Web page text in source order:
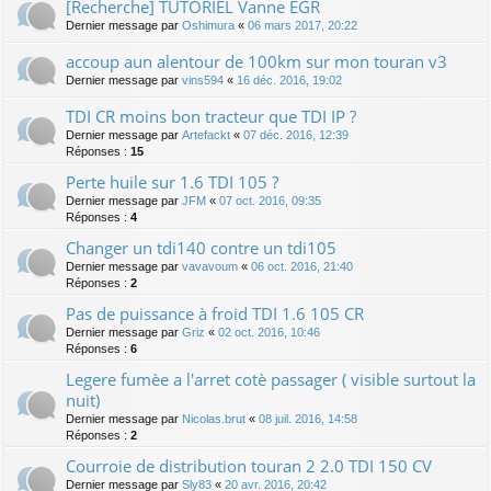
[Recherche] TUTORIEL Vanne EGR
Dernier message par Oshimura « 06 mars 2017, 20:22
accoup aun alentour de 100km sur mon touran v3
Dernier message par vins594 « 16 déc. 2016, 19:02
TDI CR moins bon tracteur que TDI IP ?
Dernier message par Artefackt « 07 déc. 2016, 12:39
Réponses : 15
Perte huile sur 1.6 TDI 105 ?
Dernier message par JFM « 07 oct. 2016, 09:35
Réponses : 4
Changer un tdi140 contre un tdi105
Dernier message par vavavoum « 06 oct. 2016, 21:40
Réponses : 2
Pas de puissance à froid TDI 1.6 105 CR
Dernier message par Griz « 02 oct. 2016, 10:46
Réponses : 6
Legere fumèe a l'arret cotè passager ( visible surtout la
nuit)
Dernier message par Nicolas.brut « 08 juil. 2016, 14:58
Réponses : 2
Courroie de distribution touran 2 2.0 TDI 150 CV
Dernier message par Sly83 « 20 avr. 2016, 20:42